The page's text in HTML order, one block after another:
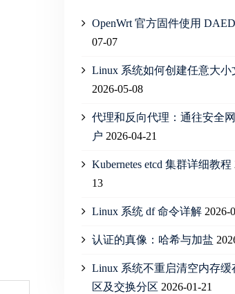
OpenWrt 官方固件使用 DAED
07-07
Linux 系统如何创建任意大小
2026-05-08
代理和反向代理：通往安全
户 2026-04-21
Kubernetes etcd 集群详细教程
13
Linux 系统 df 命令详解 2026-
认证的真像：哈希与加盐
Linux 系统不重启清空内存缓
区及交换分区 2026-01-21